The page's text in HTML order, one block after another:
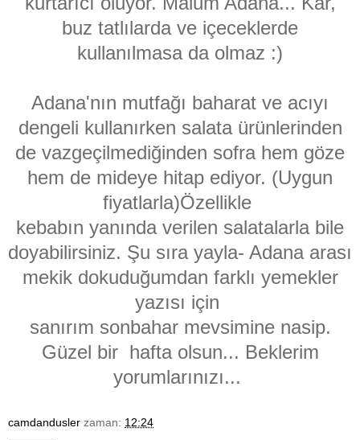
buz tatlılarda ve içeceklerde
kullanılmasa da olmaz :)
Adana'nın mutfağı baharat ve acıyı
dengeli kullanırken salata ürünlerinden
de vazgeçilmediğinden sofra hem göze
hem de mideye hitap ediyor. (Uygun
fiyatlarla)Özellikle
kebabın yanında verilen salatalarla bile
doyabilirsiniz. Şu sıra yayla- Adana arası
mekik dokuduğumdan farklı yemekler
yazısı için
sanırım sonbahar mevsimine nasip.
Güzel bir hafta olsun... Beklerim
yorumlarınızı...
camdandusler zaman: 12:24